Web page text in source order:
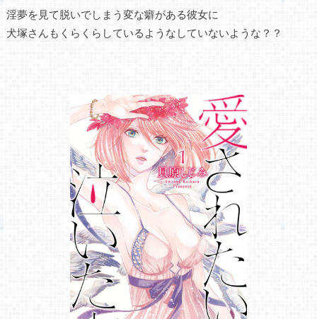
淫夢を見て脱いでしまう変な癖がある彼女に
犬塚さんもくらくらしているようなしていないような？？